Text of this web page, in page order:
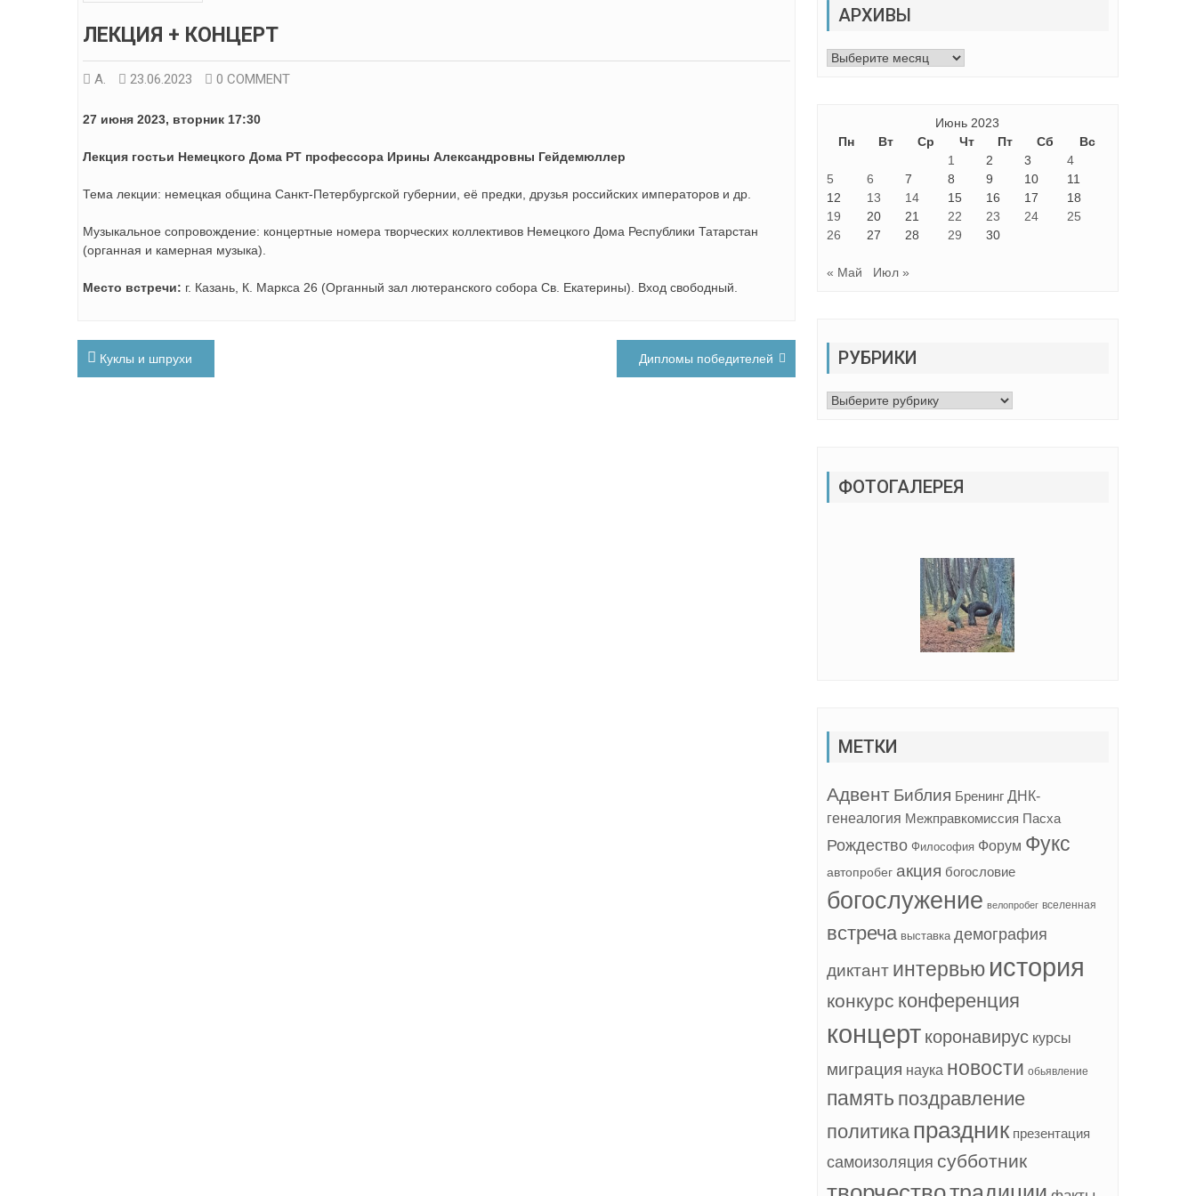
ЛЕКЦИЯ + КОНЦЕРТ
А. 23.06.2023 0 COMMENT
27 июня 2023, вторник 17:30
Лекция гостьи Немецкого Дома РТ профессора Ирины Александровны Гейдемюллер
Тема лекции: немецкая община Санкт-Петербургской губернии, её предки, друзья российских императоров и др.
Музыкальное сопровождение: концертные номера творческих коллективов Немецкого Дома Республики Татарстан
(органная и камерная музыка).
Место встречи: г. Казань, К. Маркса 26 (Органный зал лютеранского собора Св. Екатерины). Вход свободный.
Навигация
по
Куклы и шпрухи Дипломы победителей
АРХИВЫ
Архивы
Июнь 2023
Пн
Вт Ср Чт Пт Сб
Вс
1
2 3
4
5
6 7 8 9 10
11
12
13 14 15 16 17
18
19
20 21 22 23 24
25
26
27 28 29 30
« Май Июл »
РУБРИКИ
Рубрики
ФОТОГАЛЕРЕЯ
МЕТКИ
Адвент Библия Бренинг ДНК-
генеалогия Межправкомиссия Пасха
Рождество Философия Форум Фукс
автопробег акция богословие
богослужение велопробег вселенная
встреча выставка демография
диктант интервью история
конкурс конференция
концерт коронавирус курсы
миграция наука новости обьявление
память поздравление
политика праздник презентация
самоизоляция субботник